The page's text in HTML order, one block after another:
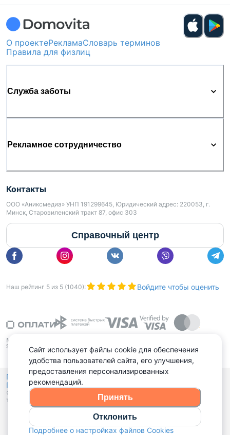
О проектеРекламаСловарь терминов
Правила для физлиц
Служба заботы
Рекламное сотрудничество
Контакты
ООО «Аниксмедиа» УНП 191299645, Юридический адрес: 220053, г.
Минск, Старовиленский тракт 87, офис 303
Справочный центр
Наш рейтинг 5 из 5 (1040): Войдите чтобы оценить
Политика конфиденциальности,
Политика обработки файлов куки
© 2015 - 2026, Domovita.by. Копирование материалов допускается
только при наличии активной ссылки.
Сайт использует файлы cookie для обеспечения
удобства пользователей сайта, его улучшения,
предоставления персонализированных
рекомендаций.
Принять
Отклонить
Подробнее о настройках файлов Cookies